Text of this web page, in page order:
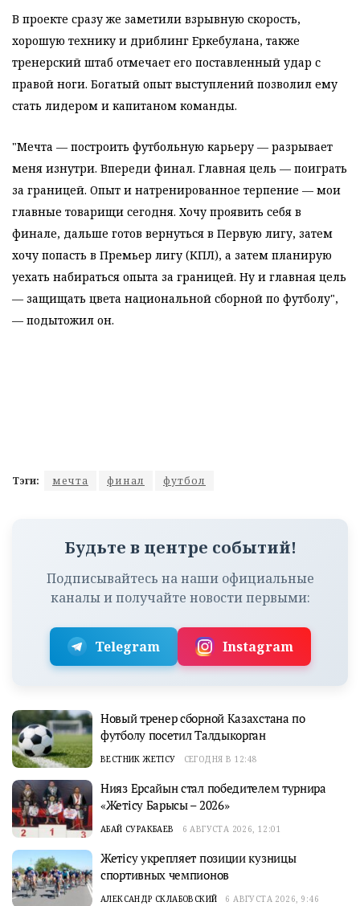
В проекте сразу же заметили взрывную скорость,
хорошую технику и дриблинг Еркебулана, также
тренерский штаб отмечает его поставленный удар с
правой ноги. Богатый опыт выступлений позволил ему
стать лидером и капитаном команды.
"Мечта — построить футбольную карьеру — разрывает
меня изнутри. Впереди финал. Главная цель — поиграть
за границей. Опыт и натренированное терпение — мои
главные товарищи сегодня. Хочу проявить себя в
финале, дальше готов вернуться в Первую лигу, затем
хочу попасть в Премьер лигу (КПЛ), а затем планирую
уехать набираться опыта за границей. Ну и главная цель
— защищать цвета национальной сборной по футболу",
— подытожил он.
Тэги: мечта финал футбол
Будьте в центре событий!
Подписывайтесь на наши официальные
каналы и получайте новости первыми:
Telegram Instagram
Новый тренер сборной Казахстана по
футболу посетил Талдыкорган
ВЕСТНИК ЖЕТІСУ СЕГОДНЯ В 12:48
Нияз Ерсайын стал победителем турнира
«Жетісу Барысы – 2026»
АБАЙ СУРАКБАЕВ 6 АВГУСТА 2026, 12:01
Жетісу укрепляет позиции кузницы
спортивных чемпионов
АЛЕКСАНДР СКЛАБОВСКИЙ 6 АВГУСТА 2026, 9:46